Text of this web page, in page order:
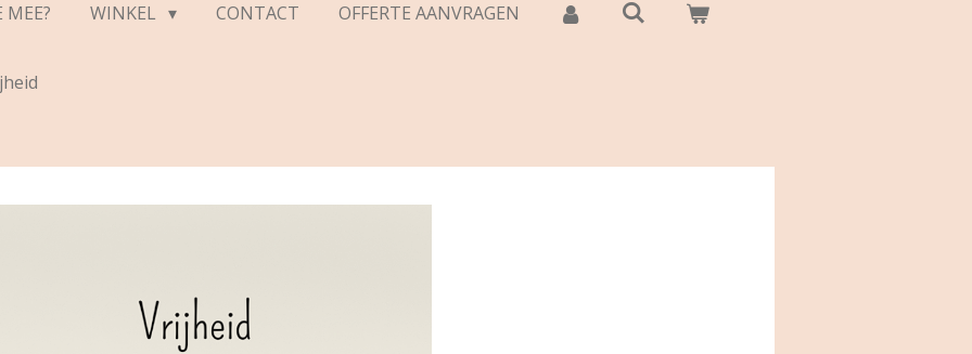
MEE? WINKEL CONTACT OFFERTE AANVRAGEN